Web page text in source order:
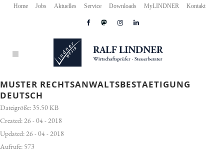
Home Jobs Aktuelles Service Downloads MyLINDNER Kontakt
MUSTER RECHTSANWALTSBESTAETIGUNG
DEUTSCH
Dateigröße: 35.50 KB
Created: 26 - 04 - 2018
Updated: 26 - 04 - 2018
Aufrufe: 573